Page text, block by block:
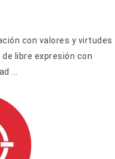
con valores y virtudes
libre expresión con
...